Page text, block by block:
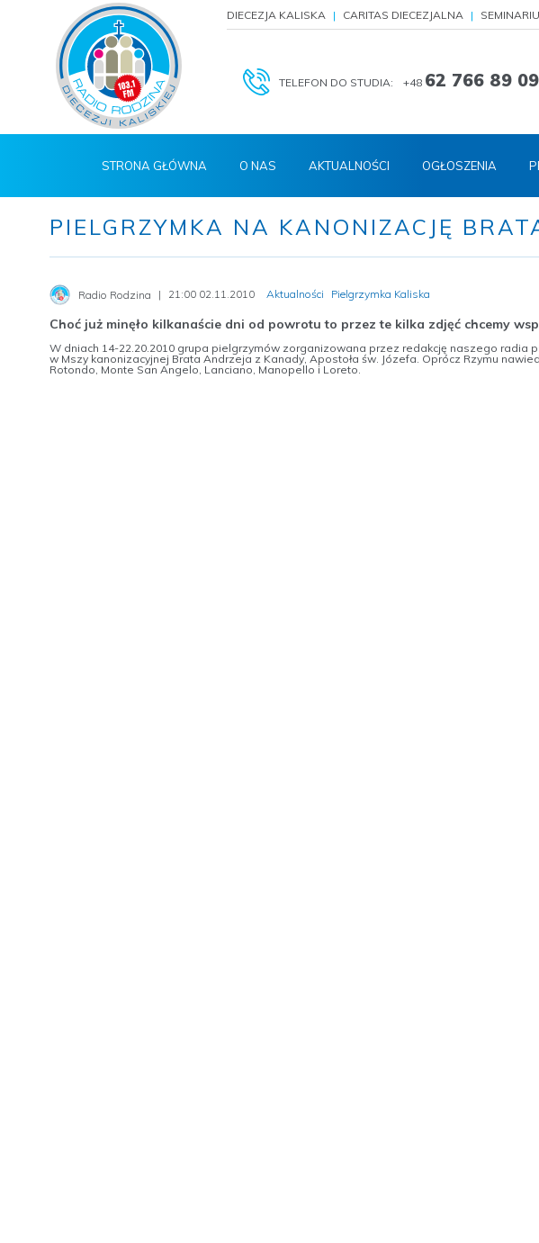
DIECEZJA KALISKA CARITAS DIECEZJALNA
TELEFON DO STUDIA: +48 62 766 89 09
STRONA GŁÓWNA O NAS AKTUALNOŚCI OGŁOSZENIA
PIELGRZYMKA NA KANONIZACJĘ
Radio Rodzina 21:00 02.11.2010 Aktualności Pielgrzymka Kaliska
Choć już minęło kilkanaście dni od powrotu to przez te kilka zdjęć chcemy
W dniach 14-22.20.2010 grupa pielgrzymów zorganizowana przez redakcję naszego radia
w Mszy kanonizacyjnej Brata Andrzeja z Kanady, Apostoła św. Józefa. Oprócz Rzymu
Rotondo, Monte San Angelo, Lanciano, Manopello i Loreto.